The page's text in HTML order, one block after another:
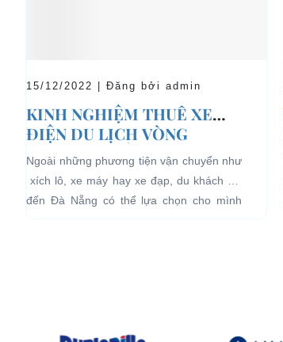
15/12/2022 | Đăng bởi admin
KINH NGHIỆM THUÊ XE
ĐIỆN DU LỊCH VÒNG
QUANH ĐÀ NẴNG
Ngoài những phương tiện vận chuyển như
xích lô, xe máy hay xe đạp, du khách khi
đến Đà Nẵng có thể lựa chọn cho mình